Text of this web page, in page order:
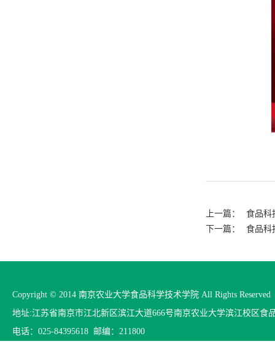
上一篇：
食品科
下一篇：
食品科
Copyright © 2014 南京农业大学食品科学技术学院 All Rights Reserved
地址:江苏省南京市江北新区滨江大道666号南京农业大学滨江校区食
电话：025-84395618 邮编：211800